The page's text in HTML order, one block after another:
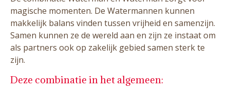
magische momenten. De Watermannen kunnen
makkelijk balans vinden tussen vrijheid en samenzijn.
Samen kunnen ze de wereld aan en zijn ze instaat om
als partners ook op zakelijk gebied samen sterk te
zijn.
Deze combinatie in het algemeen: